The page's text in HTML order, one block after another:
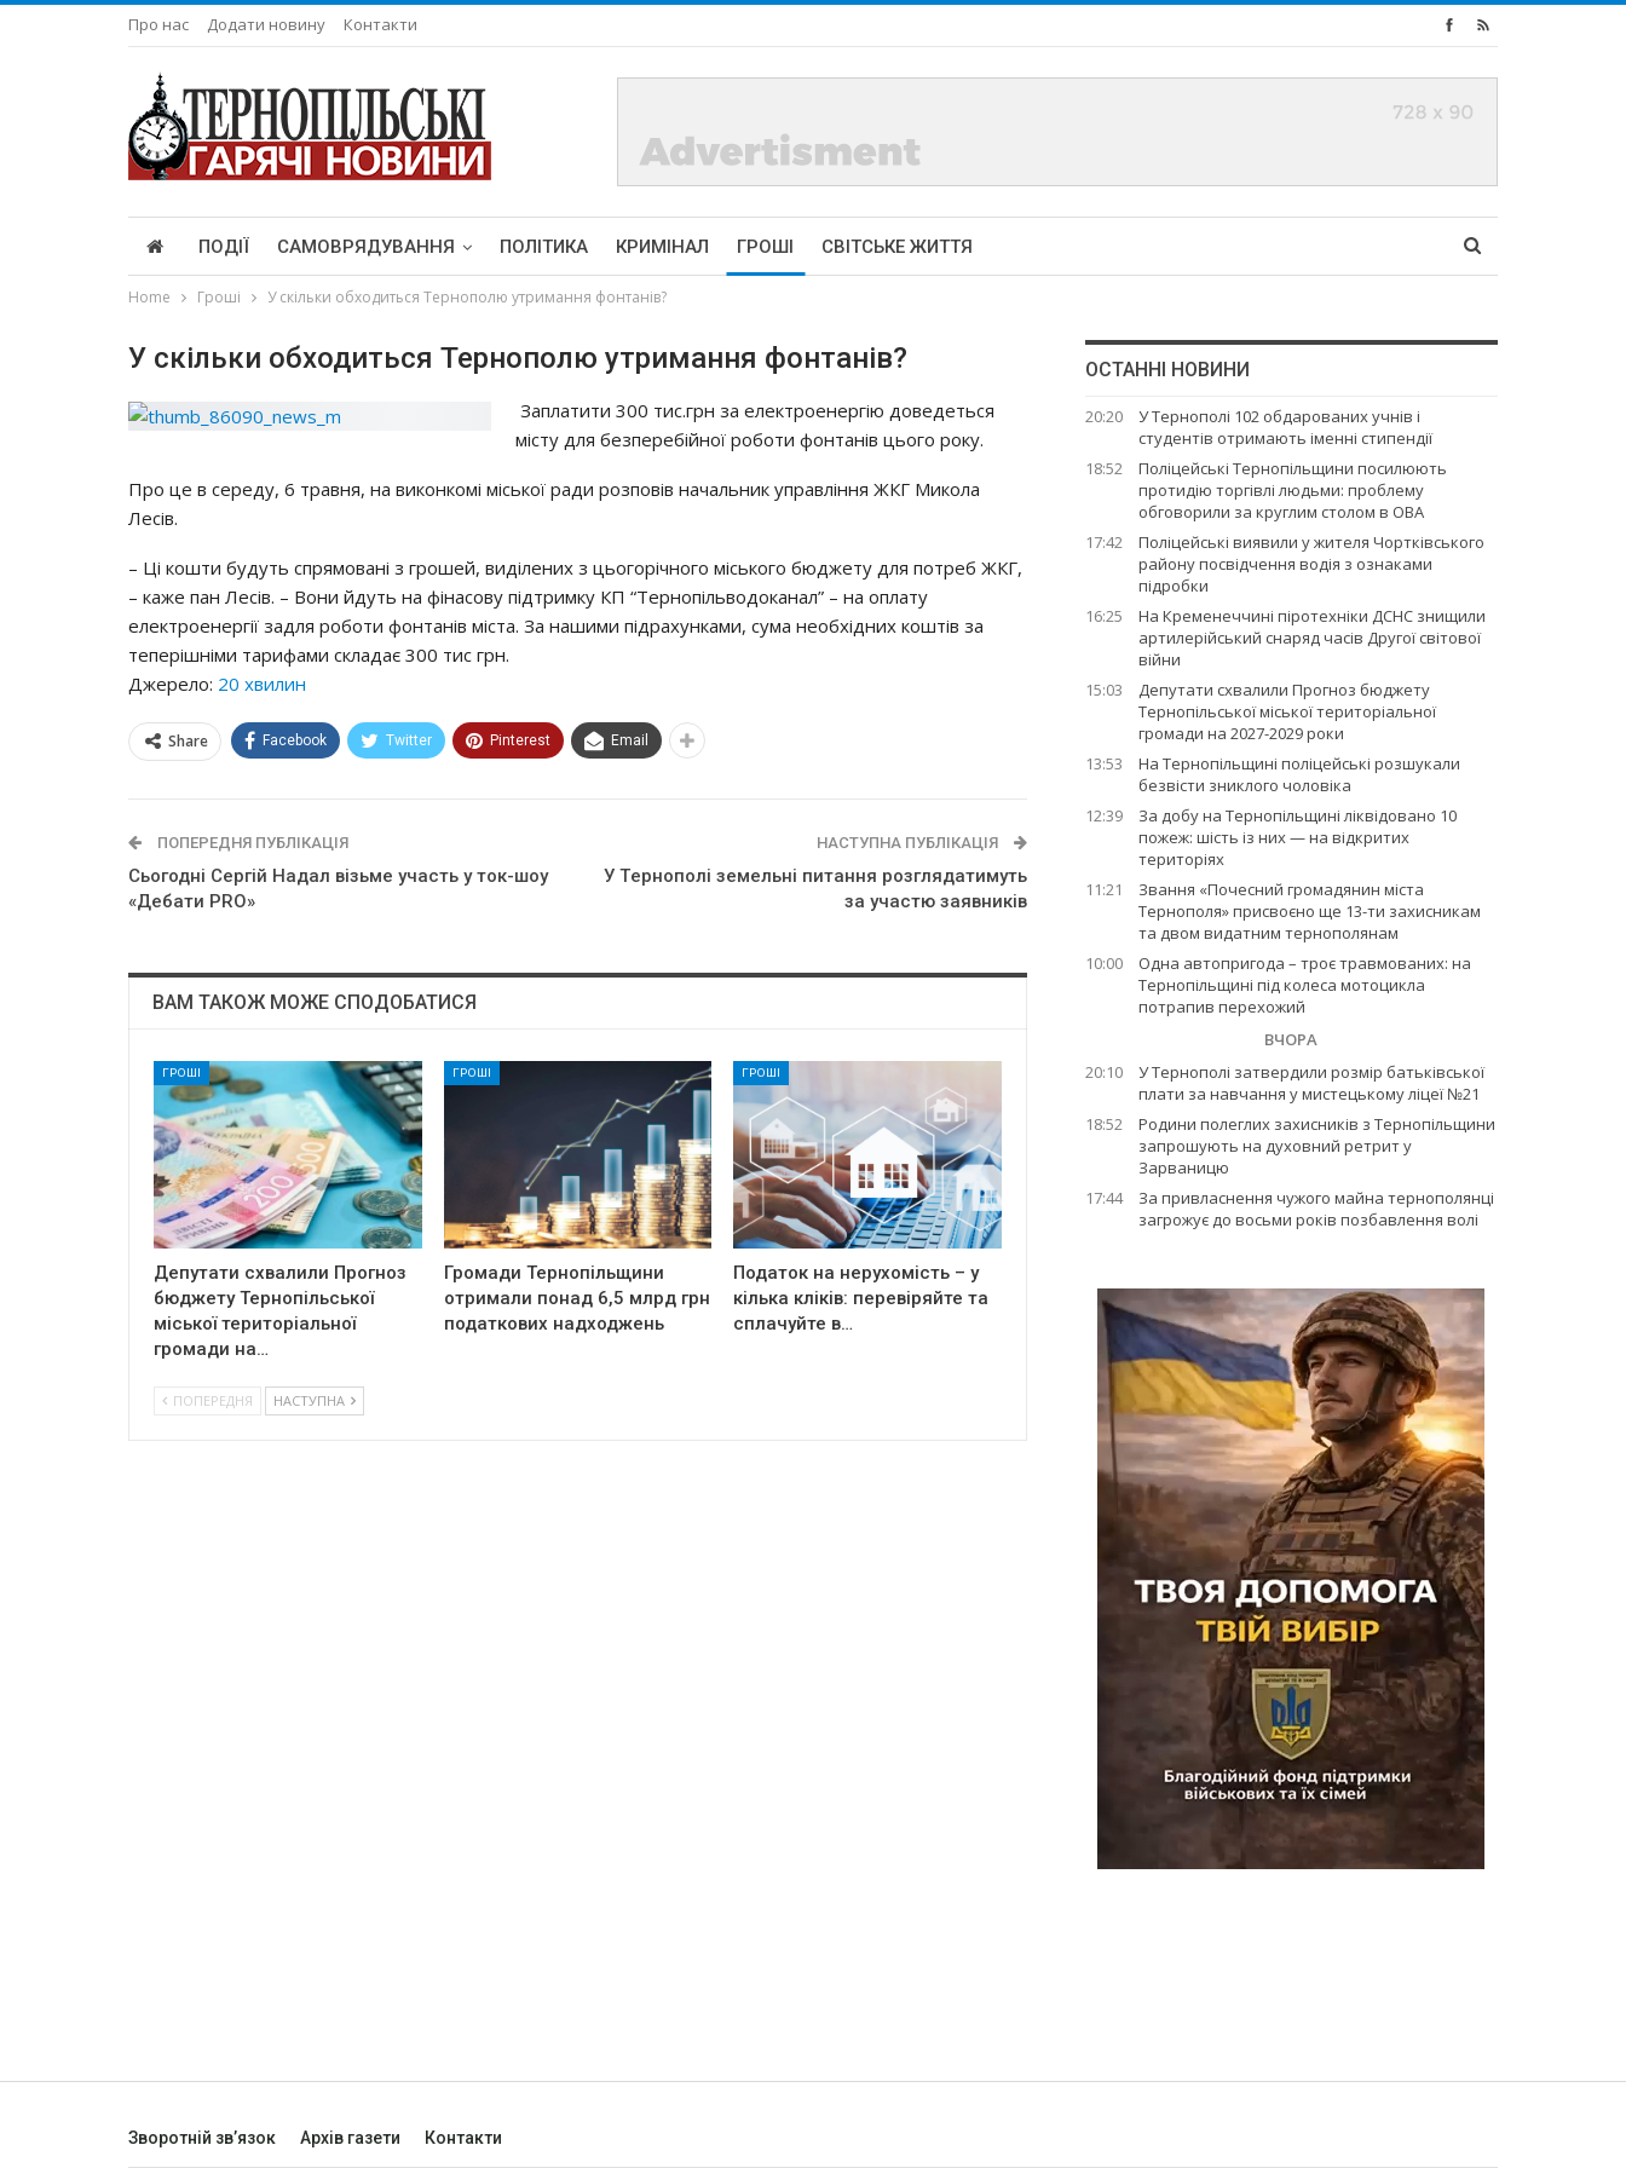
Про нас Додати новину Контакти
ПОДІЇ САМОВРЯДУВАННЯ ПОЛІТИКА КРИМІНАЛ ГРОШІ СВІТСЬКЕ ЖИТТЯ
Home Гроші У скільки обходиться Тернополю утримання фонтанів?
У скільки обходиться Тернополю утримання фонтанів?
Заплатити 300 тис.грн за електроенергію доведеться
місту для безперебійної роботи фонтанів цього року.
Про це в середу, 6 травня, на виконкомі міської ради розповів начальник управління ЖКГ Микола
Лесів.
– Ці кошти будуть спрямовані з грошей, виділених з цьогорічного міського бюджету для потреб ЖКГ,
– каже пан Лесів. – Вони йдуть на фінасову підтримку КП “Тернопільводоканал” – на оплату
електроенергії задля роботи фонтанів міста. За нашими підрахунками, сума необхідних коштів за
теперішніми тарифами складає 300 тис грн.
Джерело: 20 хвилин
Share Facebook Twitter Pinterest Email
ПОПЕРЕДНЯ ПУБЛІКАЦІЯ
Сьогодні Сергій Надал візьме участь у тoк-шoy
«Дeбaти PRO»
НАСТУПНА ПУБЛІКАЦІЯ
У Тepнoпoлi зeмeльнi питaння poзглядaтимyть
зa yчacтю зaявникiв
ВАМ ТАКОЖ МОЖЕ СПОДОБАТИСЯ
ГРОШІ
Депутати схвалили Прогноз
бюджету Тернопільської
міської територіальної
громади на…
ГРОШІ
Громади Тернопільщини
отримали понад 6,5 млрд грн
податкових надходжень
ГРОШІ
Податок на нерухомість – у
кілька кліків: перевіряйте та
сплачуйте в…
ПОПЕРЕДНЯ НАСТУПНА
ОСТАННІ НОВИНИ
20:20
У Тернополі 102 обдарованих учнів і
студентів отримають іменні стипендії
18:52
Поліцейські Тернопільщини посилюють
протидію торгівлі людьми: проблему
обговорили за круглим столом в ОВА
17:42
Поліцейські виявили у жителя Чортківського
району посвідчення водія з ознаками
підробки
16:25
На Кременеччині піротехніки ДСНС знищили
артилерійський снаряд часів Другої світової
війни
15:03
Депутати схвалили Прогноз бюджету
Тернопільської міської територіальної
громади на 2027-2029 роки
13:53
На Тернопільщині поліцейські розшукали
безвісти зниклого чоловіка
12:39
За добу на Тернопільщині ліквідовано 10
пожеж: шість із них — на відкритих
територіях
11:21
Звання «Почесний громадянин міста
Тернополя» присвоєно ще 13-ти захисникам
та двом видатним тернополянам
10:00
Одна автопригода – троє травмованих: на
Тернопільщині під колеса мотоцикла
потрапив перехожий
ВЧОРА
20:10
У Тернополі затвердили розмір батьківської
плати за навчання у мистецькому ліцеї №21
18:52
Родини полеглих захисників з Тернопільщини
запрошують на духовний ретрит у
Зарваницю
17:44
За привласнення чужого майна тернополянці
загрожує до восьми років позбавлення волі
Зворотній зв’язок Архів газети Контакти